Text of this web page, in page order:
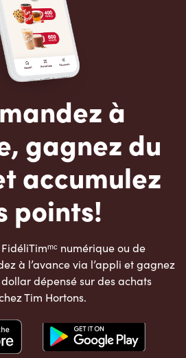
à
gagnez du
accumulez
points!
numérique ou de
à l’avance via l’appli et gagnez
dépensé sur des achats
Tim Hortons.